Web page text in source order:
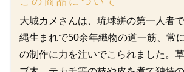
大城カメさんは、琉球絣の第一人者
縄生まれで50余年織物の道一筋、常
の制作に力を注いでこられました。